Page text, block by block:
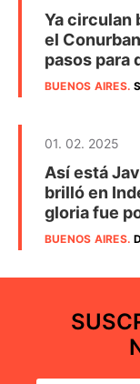
Ya circulan
el
pasos para
BUENOS AIRES.
01. 02. 2025
Así está
brilló en
gloria fue
BUENOS AIRES.